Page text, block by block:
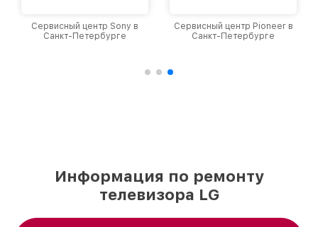
Сервисный центр Sony в
Санкт-Петербурге
Сервисный центр Pioneer в
Санкт-Петербурге
Информация по ремонту
телевизора LG